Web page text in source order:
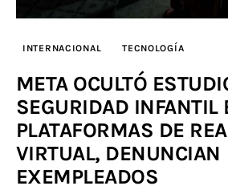
INTERNACIONAL TECNOLOGÍA
META OCULTÓ
SEGURIDAD INFANTIL
PLATAFORMAS DE
VIRTUAL, DENUNCIAN
EXEMPLEADOS